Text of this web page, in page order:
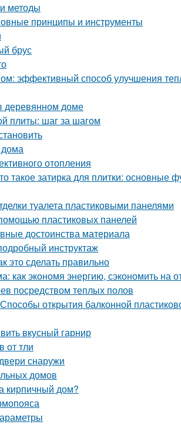
методы
принципы и инструменты
брус
эффективный способ улучшения
деревянном доме
плиты: шаг за шагом
дома
отопления
такое затирка для плитки: основные
туалета пластиковыми панелями
пластиковых панелей
достоинства материала
инструктаж
это сделать правильно
как экономя энергию, сэкономить на
посредством теплых полов
открытия балконной
вкусный гарнир
от тли
снаружи
домов
кирпичный дом?